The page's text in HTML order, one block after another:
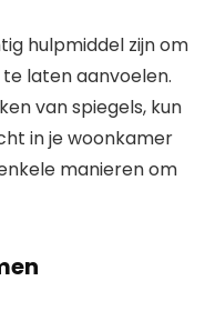
hulpmiddel zijn om
laten aanvoelen.
van spiegels, kun
in je woonkamer
manieren om